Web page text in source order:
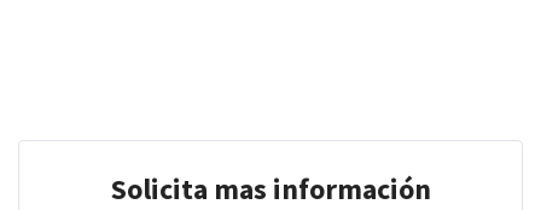
Solicita mas información